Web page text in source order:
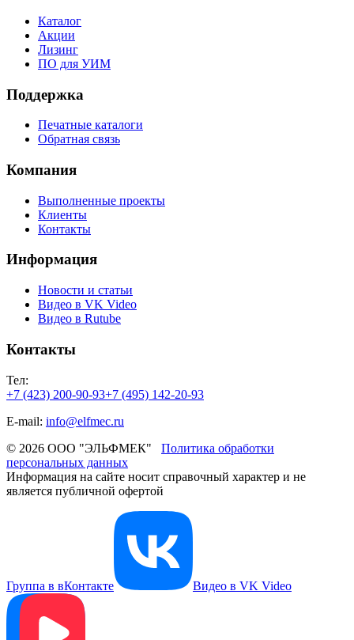
Каталог
Акции
Лизинг
ПО для УИМ
Поддержка
Печатные каталоги
Обратная связь
Компания
Выполненные проекты
Клиенты
Контакты
Информация
Новости и статьи
Видео в VK Video
Видео в Rutube
Контакты
Тел:
+7 (423) 200-90-93+7 (495) 142-20-93
E-mail: info@elfmec.ru
© 2026 ООО "ЭЛЬФМЕК" Политика обработки
персональных данных
Информация на сайте носит справочный характер и не
является публичной офертой
Группа в вКонтакте Видео в VK Video